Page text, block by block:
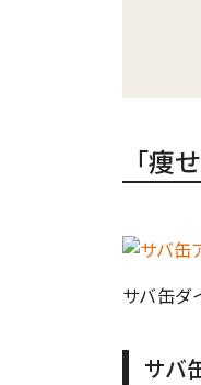
「痩
サバ缶ダ
サバ